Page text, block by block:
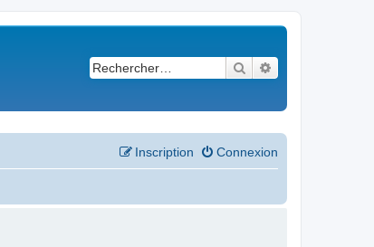
Rechercher
Connexion
Inscription